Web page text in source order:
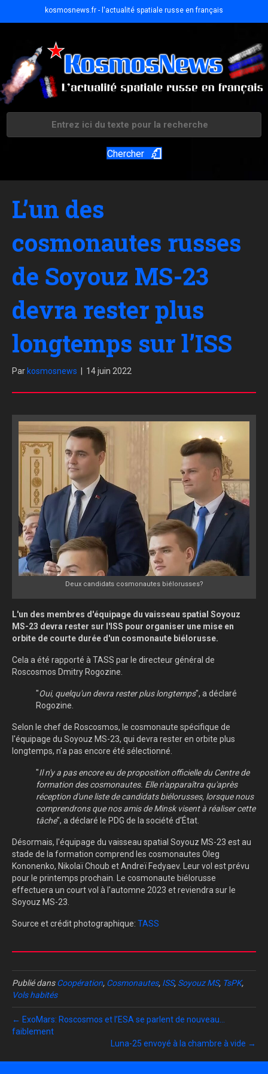
kosmosnews.fr - l'actualité spatiale russe en français
Chercher
L’un des
cosmonautes russes
de Soyouz MS-23
devra rester plus
longtemps sur l’ISS
Par kosmosnews 14 juin 2022
Deux candidats cosmonautes biélorusses?
L'un des membres d'équipage du vaisseau spatial Soyouz
MS-23 devra rester sur l'ISS pour organiser une mise en
orbite de courte durée d'un cosmonaute biélorusse.
Cela a été rapporté à TASS par le directeur général de
Roscosmos Dmitry Rogozine.
"Oui, quelqu'un devra rester plus longtemps", a déclaré
Rogozine.
Selon le chef de Roscosmos, le cosmonaute spécifique de
l'équipage du Soyouz MS-23, qui devra rester en orbite plus
longtemps, n'a pas encore été sélectionné.
"Il n'y a pas encore eu de proposition officielle du Centre de
formation des cosmonautes. Elle n'apparaîtra qu'après
réception d'une liste de candidats biélorusses, lorsque nous
comprendrons que nos amis de Minsk visent à réaliser cette
tâche", a déclaré le PDG de la société d'État.
Désormais, l'équipage du vaisseau spatial Soyouz MS-23 est au
stade de la formation comprend les cosmonautes Oleg
Kononenko, Nikolaï Choub et Andreï Fedyaev. Leur vol est prévu
pour le printemps prochain. Le cosmonaute biélorusse
effectuera un court vol à l'automne 2023 et reviendra sur le
Soyouz MS-23.
Source et crédit photographique: TASS
Publié dansCoopération, Cosmonautes, ISS, Soyouz MS, TsPK,
Vols habités
← ExoMars: Roscosmos et l’ESA se parlent de nouveau…
faiblement
Luna-25 envoyé à la chambre à vide →